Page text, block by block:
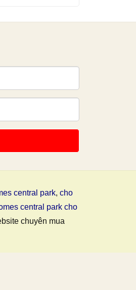
central park, cho
central park cho
chuyên mua